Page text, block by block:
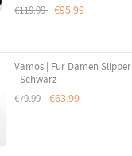
€119.99 €95.99
Vamos | Fur Damen Slipper
- Schwarz
€79.99 €63.99